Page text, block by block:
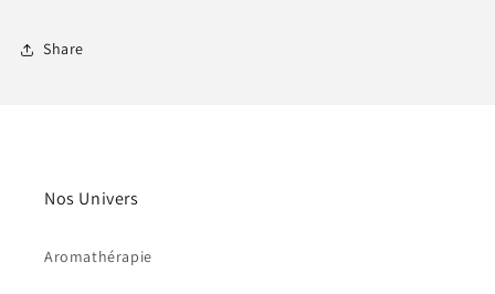
Share
Nos Univers
Aromathérapie